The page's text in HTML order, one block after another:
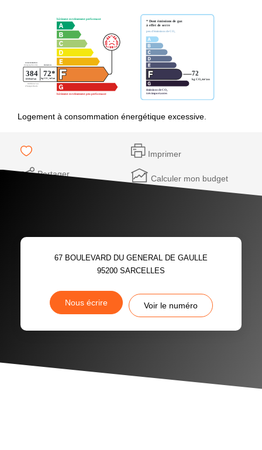
Logement à consommation énergétique excessive.
Imprimer
Partager Calculer mon budget
67 BOULEVARD DU GENERAL DE GAULLE
95200 SARCELLES
Nous écrire Voir le numéro